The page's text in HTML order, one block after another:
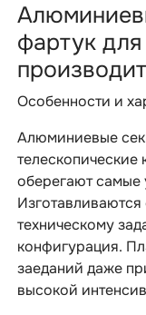
фартук
Особенности и
Алюминиевые
оберегают самые
техническому
конфигурация.
заеданий даже
высокой